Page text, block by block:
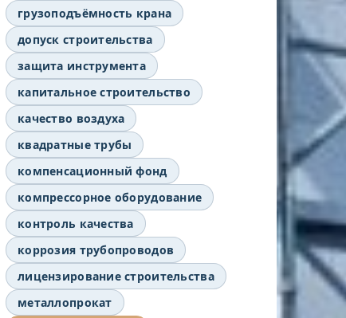
грузоподъёмность крана
допуск строительства
защита инструмента
капитальное строительство
качество воздуха
квадратные трубы
компенсационный фонд
компрессорное оборудование
контроль качества
коррозия трубопроводов
лицензирование строительства
металлопрокат